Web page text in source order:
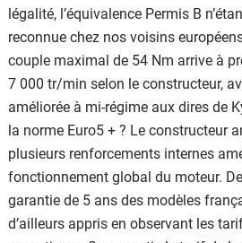
légalité, l’équivalence Permis B
reconnue chez nos voisins
couple maximal de 54 Nm arrive à
7 000 tr/min selon le constructeur,
améliorée à mi-régime aux dires de
la norme Euro5 + ? Le constructeur
plusieurs renforcements internes
fonctionnement global du moteur.
garantie de 5 ans des modèles
d’ailleurs appris en observant les